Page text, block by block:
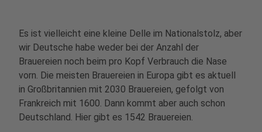
Es ist vielleicht eine kleine Delle im Nationalstolz, aber
wir Deutsche habe weder bei der Anzahl der
Brauereien noch beim pro Kopf Verbrauch die Nase
vorn. Die meisten Brauereien in Europa gibt es aktuell
in Großbritannien mit 2030 Brauereien, gefolgt von
Frankreich mit 1600. Dann kommt aber auch schon
Deutschland. Hier gibt es 1542 Brauereien.